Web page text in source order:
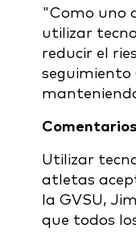
"Como uno
utilizar
reducir el
seguimiento
Utilizar
atletas
la GVSU,
que todos